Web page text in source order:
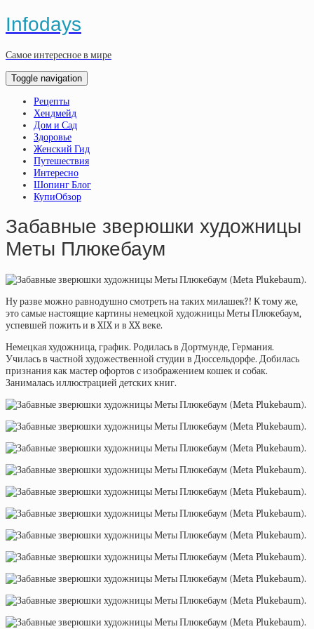
Infodays
Самое интересное в мире
Toggle navigation
Рецепты
Хендмейд
Дом и Сад
Здоровье
Женский Гид
Путешествия
Интересно
Шопинг Блог
КупиОбзор
Забавные зверюшки художницы
Меты Плюкебаум
Ну разве можно равнодушно смотреть на таких милашек?! К тому же,
это самые настоящие картины немецкой художницы Меты Плюкебаум,
успевшей пожить и в XIX и в XX веке.
Немецкая художница, график. Родилась в Дортмунде, Германия.
Училась в частной художественной студии в Дюссельдорфе. Добилась
признания как мастер офортов с изображением кошек и собак.
Занималась иллюстрацией детских книг.